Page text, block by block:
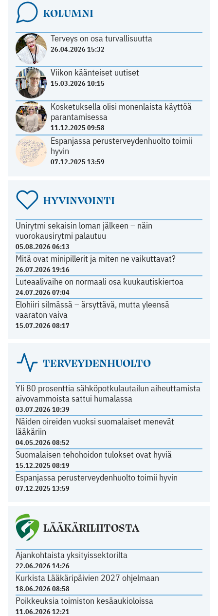
KOLUMNI
Terveys on osa turvallisuutta
26.04.2026 15:32
Viikon käänteiset uutiset
15.03.2026 10:15
Kosketuksella olisi monenlaista käyttöä
parantamisessa
11.12.2025 09:58
Espanjassa perusterveydenhuolto toimii
hyvin
07.12.2025 13:59
HYVINVOINTI
Unirytmi sekaisin loman jälkeen – näin
vuorokausirytmi palautuu
05.08.2026 06:13
Mitä ovat minipillerit ja miten ne vaikuttavat?
26.07.2026 19:16
Luteaalivaihe on normaali osa kuukautiskiertoa
24.07.2026 07:04
Elohiiri silmässä – ärsyttävä, mutta yleensä
vaaraton vaiva
15.07.2026 08:17
TERVEYDENHUOLTO
Yli 80 prosenttia sähköpotkulautailun aiheuttamista
aivovammoista sattui humalassa
03.07.2026 10:39
Näiden oireiden vuoksi suomalaiset menevät
lääkäriin
04.05.2026 08:52
Suomalaisen tehohoidon tulokset ovat hyviä
15.12.2025 08:19
Espanjassa perusterveydenhuolto toimii hyvin
07.12.2025 13:59
LÄÄKÄRILIITOSTA
Ajankohtaista yksityissektorilta
22.06.2026 14:26
Kurkista Lääkäripäivien 2027 ohjelmaan
18.06.2026 08:58
Poikkeuksia toimiston kesäaukioloissa
11.06.2026 12:21